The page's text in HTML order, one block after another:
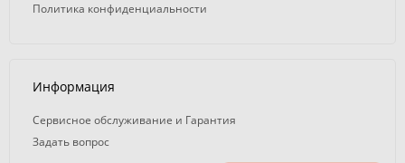
Политика конфиденциальности
Информация
Сервисное обслуживание и Гарантия
Задать вопрос